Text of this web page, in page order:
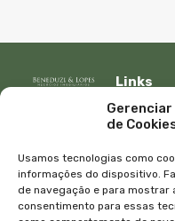
de
Usamos tecnologias como
informações do dispositivo.
de navegação e para mostrar
consentimento para essas
Links
Início
Imóveis
Empresa
Equipe
Blog
Contato